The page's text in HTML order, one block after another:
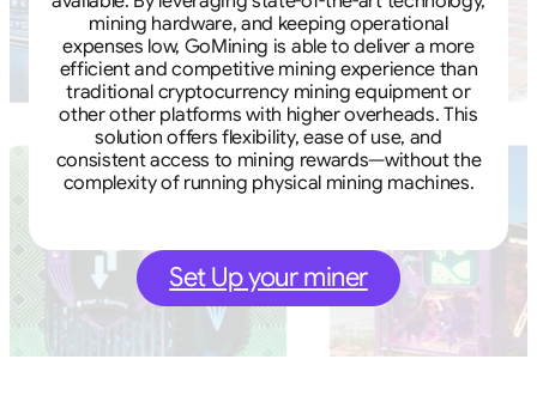
mining hardware, and keeping operational
expenses low, GoMining is able to deliver a more
efficient and competitive mining experience than
traditional cryptocurrency mining equipment or
other other platforms with higher overheads. This
solution offers flexibility, ease of use, and
consistent access to mining rewards—without the
complexity of running physical mining machines.
Set Up your miner